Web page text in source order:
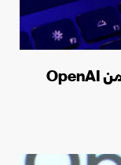
لأسباب أمنية.. إدارة ترمب تطلب من OpenAI